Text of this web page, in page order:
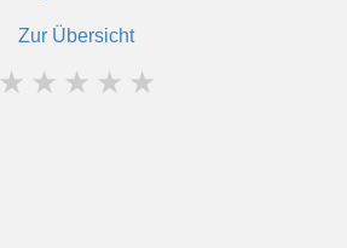
Zur Übersicht
★ ★ ★ ★ ★